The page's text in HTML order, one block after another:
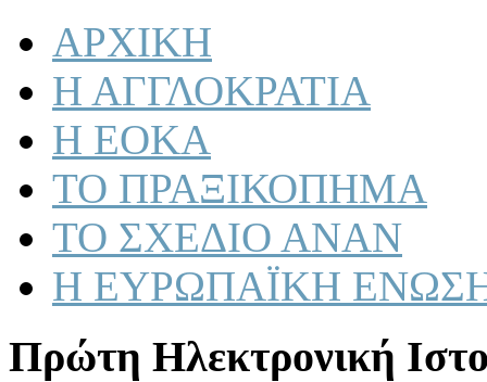
ΑΡΧΙΚΗ
Η ΑΓΓΛΟΚΡΑΤΙΑ
Η ΕΟΚΑ
ΤΟ ΠΡΑΞΙΚΟΠΗΜΑ
ΤΟ ΣΧΕΔΙΟ ΑΝΑΝ
Η ΕΥΡΩΠΑΪΚΗ
Πρώτη Ηλεκτρονική